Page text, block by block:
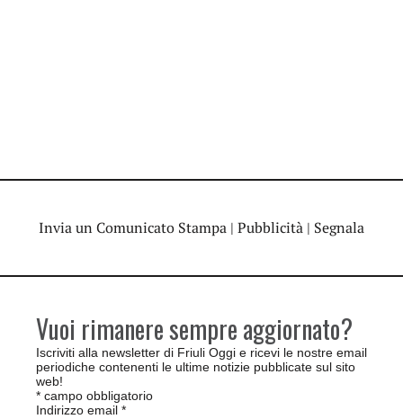
Invia un Comunicato Stampa | Pubblicità | Segnala
Vuoi rimanere sempre aggiornato?
Iscriviti alla newsletter di Friuli Oggi e ricevi le nostre email
periodiche contenenti le ultime notizie pubblicate sul sito
web!
* campo obbligatorio
Indirizzo email *